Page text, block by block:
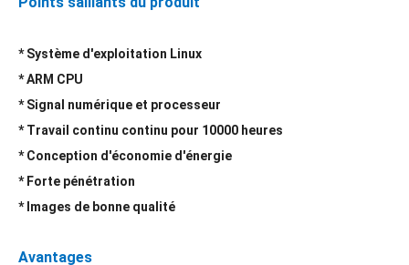
* Système d'exploitation Linux
* ARM CPU
* Signal numérique et processeur
* Travail continu continu pour 10000 heures
* Conception d'économie d'énergie
* Forte pénétration
* Images de bonne qualité
Avantages